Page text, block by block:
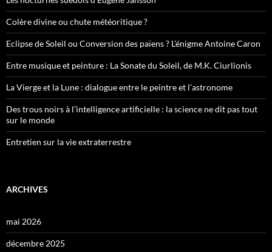
Colère divine ou chute météoritique ?
Eclipse de Soleil ou Conversion des païens ? L’énigme Antoine Caron
Entre musique et peinture : La Sonate du Soleil, de M.K. Ciurlionis
La Vierge et la Lune : dialogue entre le peintre et l’astronome
Des trous noirs à l’intelligence artificielle : la science ne dit pas tout
sur le monde
Entretien sur la vie extraterrestre
ARCHIVES
mai 2026
décembre 2025